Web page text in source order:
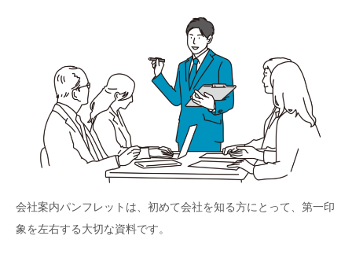
会社案内パンフレットは、初めて会社を知る方にとって、第一印
象を左右する大切な資料です。